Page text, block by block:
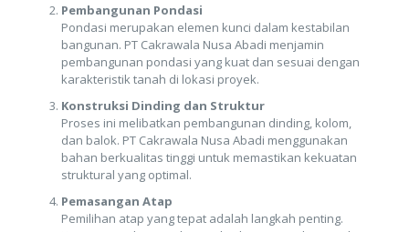
Pembangunan Pondasi
Pondasi merupakan elemen kunci dalam kestabilan
bangunan. PT Cakrawala Nusa Abadi menjamin
pembangunan pondasi yang kuat dan sesuai dengan
karakteristik tanah di lokasi proyek.
Konstruksi Dinding dan Struktur
Proses ini melibatkan pembangunan dinding, kolom,
dan balok. PT Cakrawala Nusa Abadi menggunakan
bahan berkualitas tinggi untuk memastikan kekuatan
struktural yang optimal.
Pemasangan Atap
Pemilihan atap yang tepat adalah langkah penting.